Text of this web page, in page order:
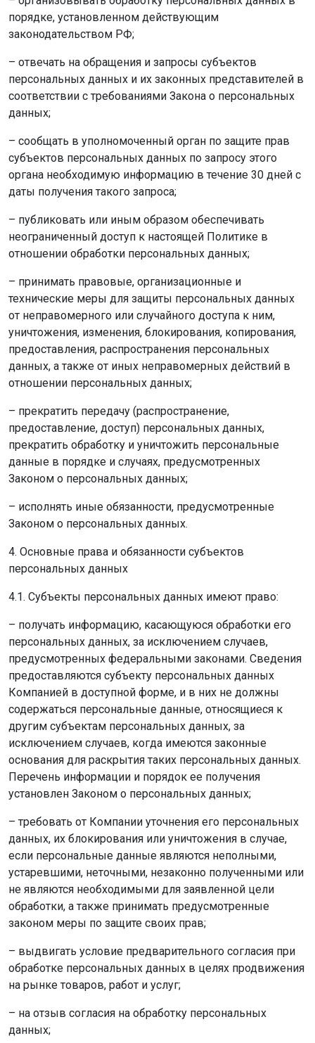
порядке, установленном действующим
законодательством РФ;
– отвечать на обращения и запросы субъектов
персональных данных и их законных представителей в
соответствии с требованиями Закона о персональных
данных;
– сообщать в уполномоченный орган по защите прав
субъектов персональных данных по запросу этого
органа необходимую информацию в течение 30 дней с
даты получения такого запроса;
– публиковать или иным образом обеспечивать
неограниченный доступ к настоящей Политике в
отношении обработки персональных данных;
– принимать правовые, организационные и
технические меры для защиты персональных данных
от неправомерного или случайного доступа к ним,
уничтожения, изменения, блокирования, копирования,
предоставления, распространения персональных
данных, а также от иных неправомерных действий в
отношении персональных данных;
– прекратить передачу (распространение,
предоставление, доступ) персональных данных,
прекратить обработку и уничтожить персональные
данные в порядке и случаях, предусмотренных
Законом о персональных данных;
– исполнять иные обязанности, предусмотренные
Законом о персональных данных.
4. Основные права и обязанности субъектов
персональных данных
4.1. Субъекты персональных данных имеют право:
– получать информацию, касающуюся обработки его
персональных данных, за исключением случаев,
предусмотренных федеральными законами. Сведения
предоставляются субъекту персональных данных
Компанией в доступной форме, и в них не должны
содержаться персональные данные, относящиеся к
другим субъектам персональных данных, за
исключением случаев, когда имеются законные
основания для раскрытия таких персональных данных.
Перечень информации и порядок ее получения
установлен Законом о персональных данных;
– требовать от Компании уточнения его персональных
данных, их блокирования или уничтожения в случае,
если персональные данные являются неполными,
устаревшими, неточными, незаконно полученными или
не являются необходимыми для заявленной цели
обработки, а также принимать предусмотренные
законом меры по защите своих прав;
– выдвигать условие предварительного согласия при
обработке персональных данных в целях продвижения
на рынке товаров, работ и услуг;
– на отзыв согласия на обработку персональных
данных;